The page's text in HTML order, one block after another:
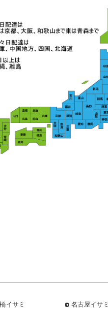
イサミ 名古屋イサミ